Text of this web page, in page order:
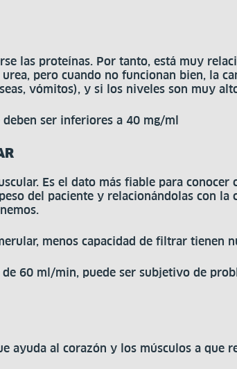
las proteínas. Por tanto, está muy
pero cuando no funcionan bien, la
vómitos), y si los niveles son muy
ser inferiores a 40 mg/ml
Es el dato más fiable para
del paciente y relacionándolas con
menos capacidad de filtrar tienen
60 ml/min, puede ser subjetivo de
ayuda al corazón y los músculos a que